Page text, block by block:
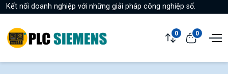
Kết nối doanh nghiệp với những giải pháp công nghiệp số.
0 0